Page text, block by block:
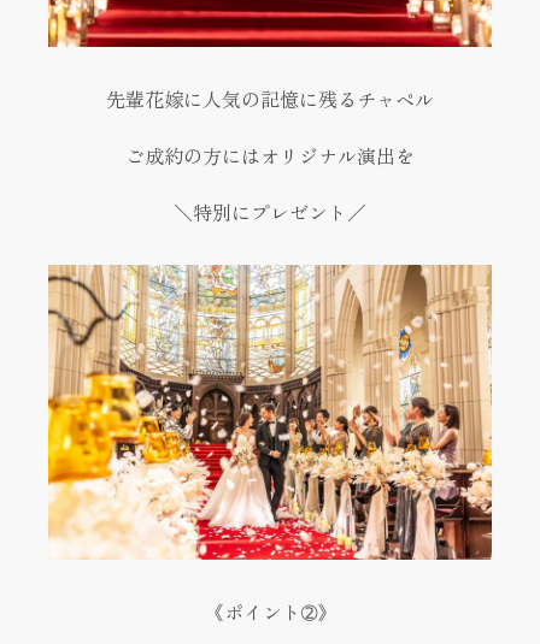
先輩花嫁に人気の記憶に残るチャペル
ご成約の方にはオリジナル演出を
＼特別にプレゼント／
《ポイント➁》